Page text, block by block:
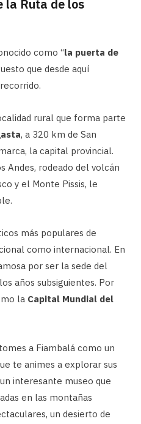
la Ruta de los
como “la puerta de
que desde aquí
rural que forma parte
, a 320 km de San
la capital provincial.
Andes, rodeado del volcán
y el Monte Pissis, le
más populares de
como internacional. En
por ser la sede del
años subsiguientes. Por
la Capital Mundial del
a Fiambalá como un
te animes a explorar sus
interesante museo que
en las montañas
un desierto de